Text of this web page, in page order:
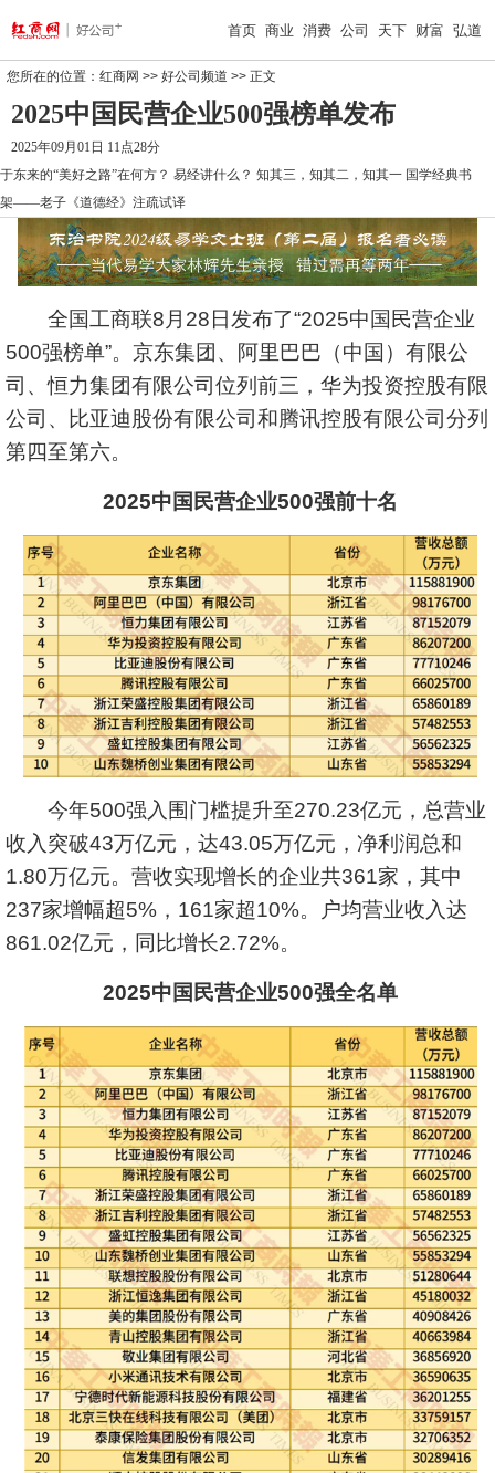
首页 商业 消费 公司 天下 财富 弘道
您所在的位置： 红商网 >> 好公司频道 >> 正文
2025中国民营企业500强榜单发布
2025年09月01日 11点28分
于东来的“美好之路”在何方？ 易经讲什么？ 知其三，知其二，知其一 国学经典书
架——老子《道德经》注疏试译
全国工商联8月28日发布了“2025中国民营企业
500强榜单”。京东集团、阿里巴巴（中国）有限公
司、恒力集团有限公司位列前三，华为投资控股有限
公司、比亚迪股份有限公司和腾讯控股有限公司分列
第四至第六。
2025中国民营企业500强前十名
今年500强入围门槛提升至270.23亿元，总营业
收入突破43万亿元，达43.05万亿元，净利润总和
1.80万亿元。营收实现增长的企业共361家，其中
237家增幅超5%，161家超10%。户均营业收入达
861.02亿元，同比增长2.72%。
2025中国民营企业500强全名单